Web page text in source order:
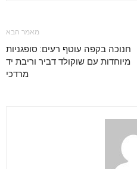
מאמר הבא
חנוכה בקפה עוטף רעים: סופגניות
מיוחדות עם שוקולד דביר וריבת יד
מרדכי